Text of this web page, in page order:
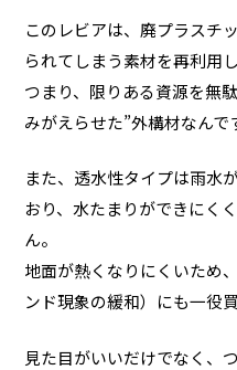
このレビアは、廃プラスチ
られてしまう素材を再利用
つまり、限りある資源を無
みがえらせた”外構材なんで
また、透水性タイプは雨水
おり、水たまりができにく
ん。
地面が熱くなりにくいため
ンド現象の緩和）にも一役
見た目がいいだけでなく、